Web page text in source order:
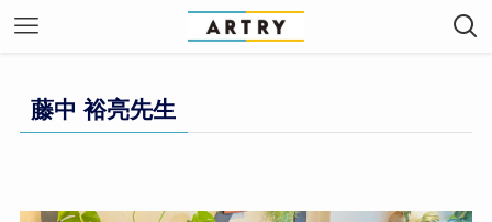
藤中 裕亮先生